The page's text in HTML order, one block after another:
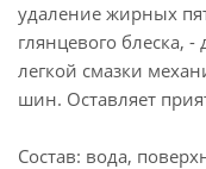
удаление жирных
глянцевого блеска,
легкой смазки
шин. Оставляет
Состав: вода,